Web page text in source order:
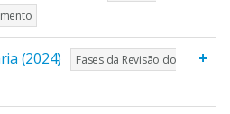
+
(2024)
Fases da Revisão do